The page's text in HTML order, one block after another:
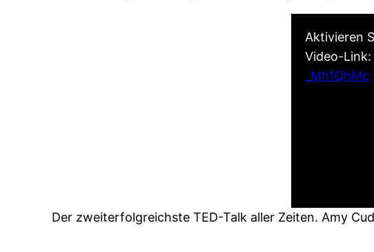
Aktivieren
Video-Link:
_Mh1QhMc
Der zweiterfolgreichste TED-Talk aller Zeiten. Amy